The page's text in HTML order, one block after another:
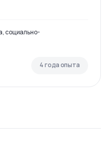
социально-
4 года опыта